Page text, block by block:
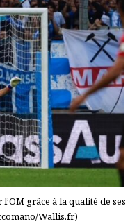
grâce à la qualité de ses
Wallis.fr)